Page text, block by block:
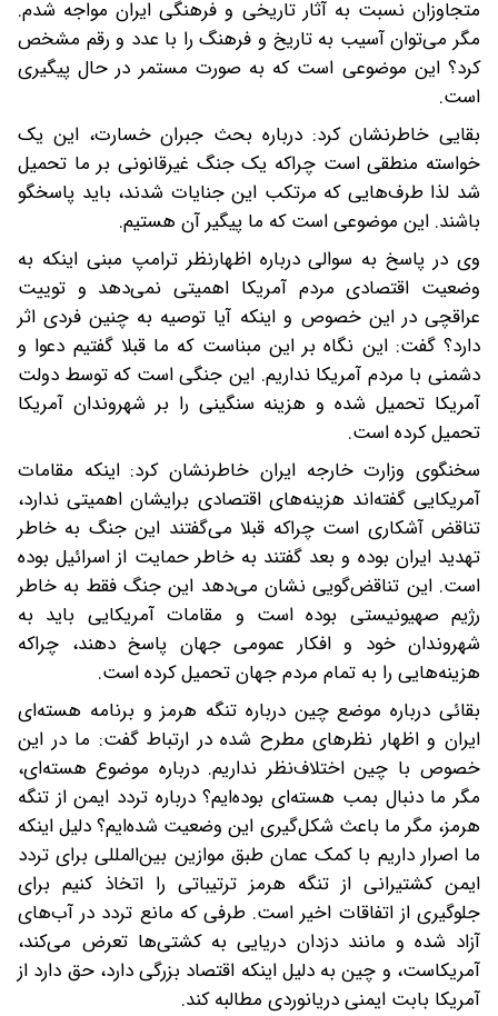
متجاوزان نسبت به آثار تاریخی و فرهنگی ایران مواجه شدم.
مگر می‌توان آسیب به تاریخ و فرهنگ را با عدد و رقم مشخص
کرد؟ این موضوعی است که به صورت مستمر در حال پیگیری
است.
بقایی خاطرنشان کرد: درباره بحث جبران خسارت، این یک
خواسته منطقی است چراکه یک جنگ غیرقانونی بر ما تحمیل
شد لذا طرف‌هایی که مرتکب این جنایات شدند، باید پاسخگو
باشند. این موضوعی است که ما پیگیر آن هستیم.
وی در پاسخ به سوالی درباره اظهارنظر ترامپ مبنی اینکه به
وضعیت اقتصادی مردم آمریکا اهمیتی نمی‌دهد و توییت
عراقچی در این خصوص و اینکه آیا توصیه به چنین فردی اثر
دارد؟ گفت: این نگاه بر این مبناست که ما قبلا گفتیم دعوا و
دشمنی با مردم آمریکا نداریم. این جنگی است که توسط دولت
آمریکا تحمیل شده و هزینه سنگینی را بر شهروندان آمریکا
تحمیل کرده است.
سخنگوی وزارت خارجه ایران خاطرنشان کرد: اینکه مقامات
آمریکایی گفته‌اند هزینه‌های اقتصادی برایشان اهمیتی ندارد،
تناقض آشکاری است چراکه قبلا می‌گفتند این جنگ به خاطر
تهدید ایران بوده و بعد گفتند به خاطر حمایت از اسرائیل بوده
است. این تناقض‌گویی نشان می‌دهد این جنگ فقط به خاطر
رژیم صهیونیستی بوده است و مقامات آمریکایی باید به
شهروندان خود و افکار عمومی جهان پاسخ دهند، چراکه
هزینه‌هایی را به تمام مردم جهان تحمیل کرده است.
بقائی درباره موضع چین درباره تنگه هرمز و برنامه هسته‌ای
ایران و اظهار نظرهای مطرح شده در ارتباط گفت: ما در این
خصوص با چین اختلاف‌نظر نداریم. درباره موضوع هسته‌ای،
مگر ما دنبال بمب هسته‌ای بوده‌ایم‌؟ درباره تردد ایمن از تنگه
هرمز، مگر ما باعث شکل‌گیری این وضعیت شده‌ایم؟ دلیل اینکه
ما اصرار داریم با کمک عمان طبق موازین بین‌المللی برای تردد
ایمن کشتیرانی از تنگه هرمز ترتیباتی را اتخاذ کنیم برای
جلوگیری از اتفاقات اخیر است. طرفی که مانع تردد در آب‌های
آزاد شده و مانند دزدان دریایی به کشتی‌ها تعرض می‌کند،
آمریکاست، و چین به دلیل اینکه اقتصاد بزرگی دارد، حق دارد از
آمریکا بابت ایمنی دریانوردی مطالبه کند.